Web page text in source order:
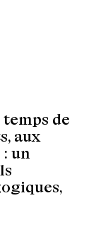
de
aux
un